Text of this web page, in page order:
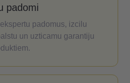
padomi
padomus, izcilu
un uzticamu garantiju